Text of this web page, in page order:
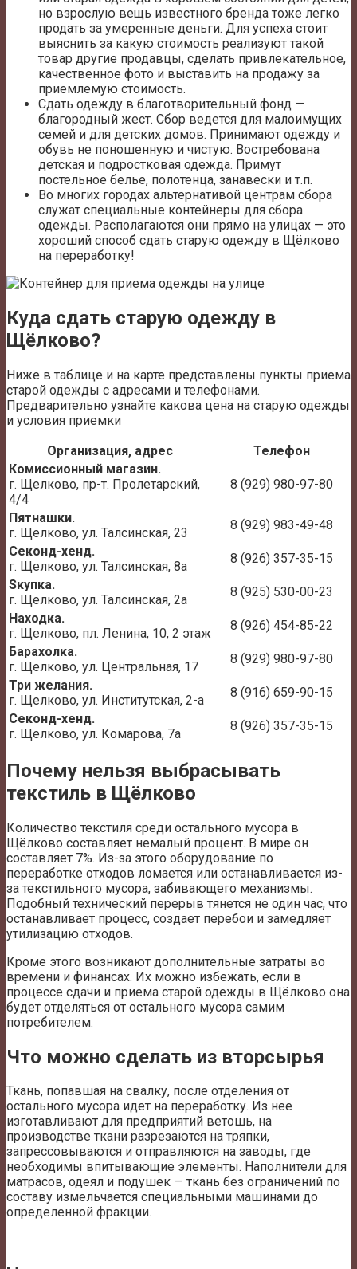
но взрослую вещь известного бренда тоже легко
продать за умеренные деньги. Для успеха стоит
выяснить за какую стоимость реализуют такой
товар другие продавцы, сделать привлекательное,
качественное фото и выставить на продажу за
приемлемую стоимость.
Сдать одежду в благотворительный фонд —
благородный жест. Сбор ведется для малоимущих
семей и для детских домов. Принимают одежду и
обувь не поношенную и чистую. Востребована
детская и подростковая одежда. Примут
постельное белье, полотенца, занавески и т.п.
Во многих городах альтернативой центрам сбора
служат специальные контейнеры для сбора
одежды. Располагаются они прямо на улицах — это
хороший способ сдать старую одежду в Щёлково
на переработку!
Куда сдать старую одежду в
Щёлково?
Ниже в таблице и на карте представлены пункты приема
старой одежды с адресами и телефонами.
Предварительно узнайте какова цена на старую одежды
и условия приемки
Организация, адрес
Телефон
Комиссионный магазин.
г. Щелково, пр-т. Пролетарский,
4/4
8 (929) 980-97-80
Пятнашки.
г. Щелково, ул. Талсинская, 23
8 (929) 983-49-48
Секонд-хенд.
г. Щелково, ул. Талсинская, 8а
8 (926) 357-35-15
Sкупка.
г. Щелково, ул. Талсинская, 2а
8 (925) 530-00-23
Находка.
г. Щелково, пл. Ленина, 10, 2 этаж
8 (926) 454-85-22
Барахолка.
г. Щелково, ул. Центральная, 17
8 (929) 980-97-80
Три желания.
г. Щелково, ул. Институтская, 2-а
8 (916) 659-90-15
Секонд-хенд.
г. Щелково, ул. Комарова, 7а
8 (926) 357-35-15
Почему нельзя выбрасывать
текстиль в Щёлково
Количество текстиля среди остального мусора в
Щёлково составляет немалый процент. В мире он
составляет 7%. Из-за этого оборудование по
переработке отходов ломается или останавливается из-
за текстильного мусора, забивающего механизмы.
Подобный технический перерыв тянется не один час, что
останавливает процесс, создает перебои и замедляет
утилизацию отходов.
Кроме этого возникают дополнительные затраты во
времени и финансах. Их можно избежать, если в
процессе сдачи и приема старой одежды в Щёлково она
будет отделяться от остального мусора самим
потребителем.
Что можно сделать из вторсырья
Ткань, попавшая на свалку, после отделения от
остального мусора идет на переработку. Из нее
изготавливают для предприятий ветошь, на
производстве ткани разрезаются на тряпки,
запрессовываются и отправляются на заводы, где
необходимы впитывающие элементы. Наполнители для
матрасов, одеял и подушек — ткань без ограничений по
составу измельчается специальными машинами до
определенной фракции.